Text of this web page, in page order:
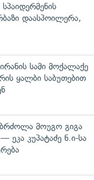
დაასპოილერა,
სამი მოქალაქე
ყალბი საბუთებით
მოუგო გიგა
ეკა კუპატაძე ნ.ი-სა